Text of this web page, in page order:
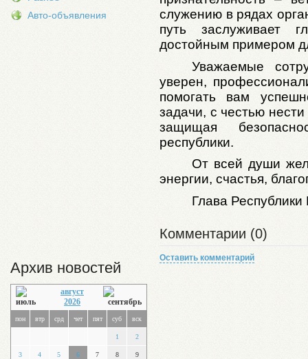
Авто-объявления
Архив новостей
август
2026
пон втр срд чет пят суб вск
1 2
3 4 5 6 7 8 9
служению в рядах
путь заслуживает
достойным примером
Уважаемые
уверен,
помогать вам
задачи, с честью
защищая
республики.
От всей души
энергии, счастья,
Глава
Комментарии (0)
Оставить комментарий